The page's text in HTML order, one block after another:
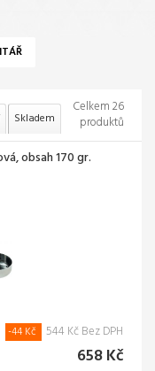
Skladem
Celkem 26
produktů
obsah 170 gr.
-44 Kč 544 Kč Bez DPH
658 Kč